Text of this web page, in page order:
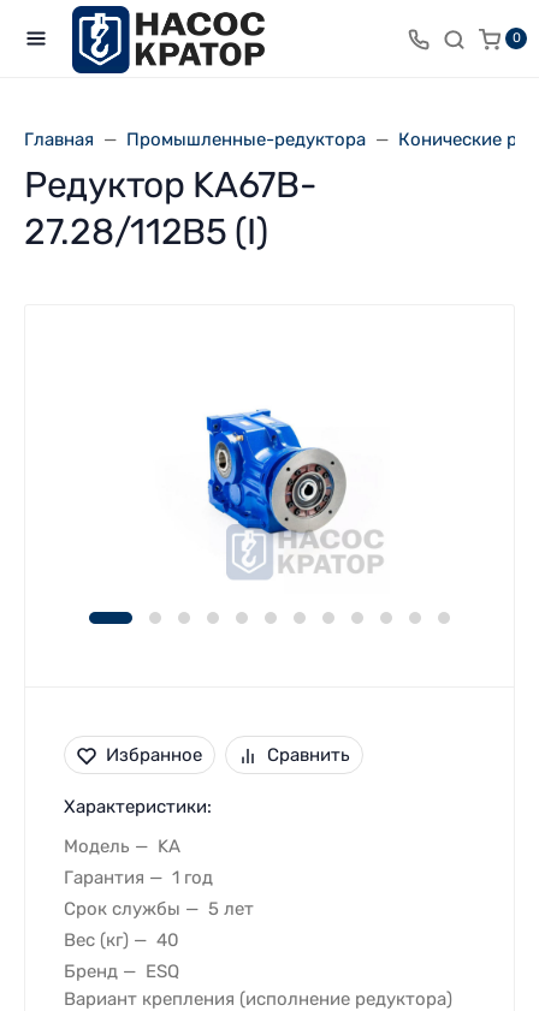
0
Главная Промышленные-редуктора Конические
Редуктор KA67B-
27.28/112В5 (I)
Избранное Сравнить
Характеристики:
Модель
KA
Гарантия
1 год
Срок службы
5 лет
Вес (кг)
40
Бренд
ESQ
Вариант крепления (исполнение редуктора)